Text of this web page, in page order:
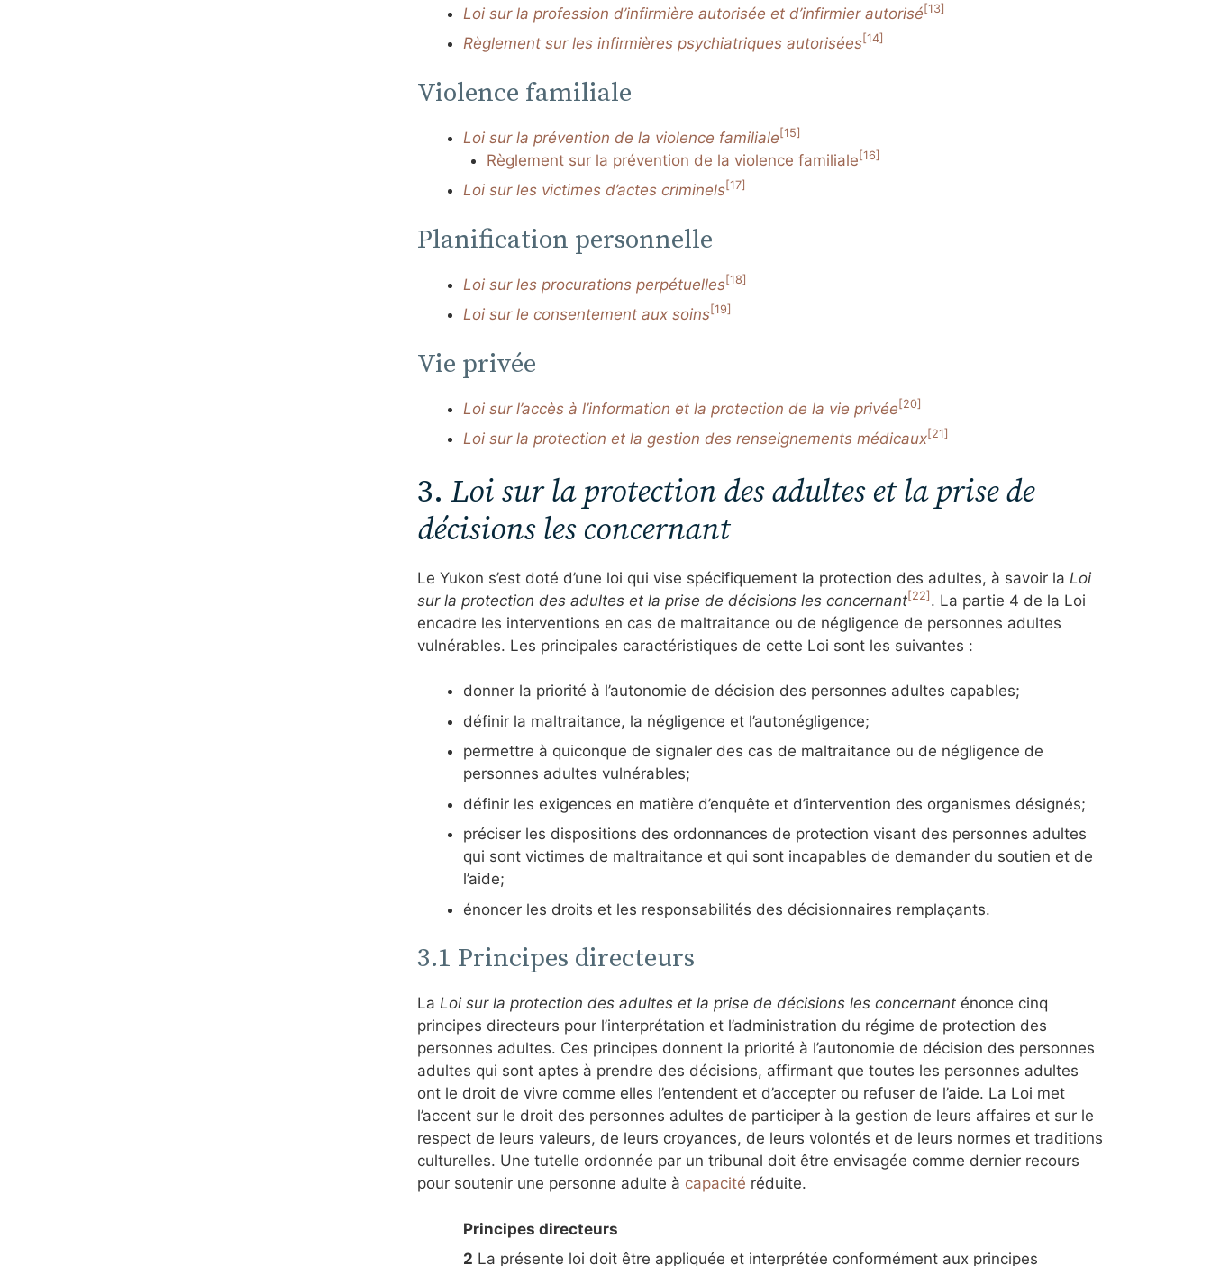
Loi sur la profession d’infirmière autorisée et d’infirmier autorisé[13]
Règlement sur les infirmières psychiatriques autorisées[14]
Violence familiale
Loi sur la prévention de la violence familiale[15]
Règlement sur la prévention de la violence familiale[16]
Loi sur les victimes d’actes criminels[17]
Planification personnelle
Loi sur les procurations perpétuelles[18]
Loi sur le consentement aux soins[19]
Vie privée
Loi sur l’accès à l’information et la protection de la vie privée[20]
Loi sur la protection et la gestion des renseignements médicaux[21]
3. Loi sur la protection des adultes et la prise de
décisions les concernant
Le Yukon s’est doté d’une loi qui vise spécifiquement la protection des adultes, à savoir la Loi
sur la protection des adultes et la prise de décisions les concernant[22] . La partie 4 de la Loi
encadre les interventions en cas de maltraitance ou de négligence de personnes adultes
vulnérables. Les principales caractéristiques de cette Loi sont les suivantes :
donner la priorité à l’autonomie de décision des personnes adultes capables;
définir la maltraitance, la négligence et l’autonégligence;
permettre à quiconque de signaler des cas de maltraitance ou de négligence de
personnes adultes vulnérables;
définir les exigences en matière d’enquête et d’intervention des organismes désignés;
préciser les dispositions des ordonnances de protection visant des personnes adultes
qui sont victimes de maltraitance et qui sont incapables de demander du soutien et de
l’aide;
énoncer les droits et les responsabilités des décisionnaires remplaçants.
3.1 Principes directeurs
La Loi sur la protection des adultes et la prise de décisions les concernant énonce cinq
principes directeurs pour l’interprétation et l’administration du régime de protection des
personnes adultes. Ces principes donnent la priorité à l’autonomie de décision des personnes
adultes qui sont aptes à prendre des décisions, affirmant que toutes les personnes adultes
ont le droit de vivre comme elles l’entendent et d’accepter ou refuser de l’aide. La Loi met
l’accent sur le droit des personnes adultes de participer à la gestion de leurs affaires et sur le
respect de leurs valeurs, de leurs croyances, de leurs volontés et de leurs normes et traditions
culturelles. Une tutelle ordonnée par un tribunal doit être envisagée comme dernier recours
pour soutenir une personne adulte à capacité réduite.
Principes directeurs
2 La présente loi doit être appliquée et interprétée conformément aux principes